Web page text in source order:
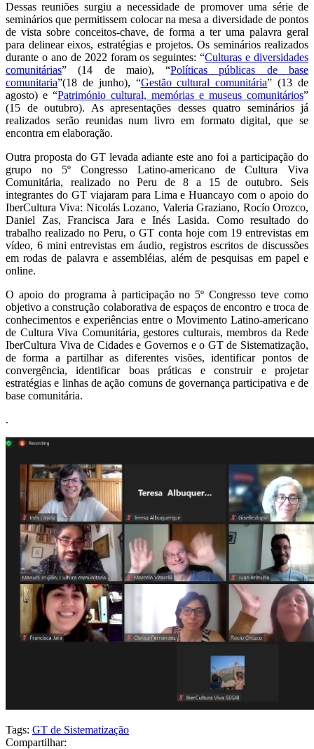
Dessas reuniões surgiu a necessidade de promover uma série de
seminários que permitissem colocar na mesa a diversidade de pontos
de vista sobre conceitos-chave, de forma a ter uma palavra geral
para delinear eixos, estratégias e projetos. Os seminários realizados
durante o ano de 2022 foram os seguintes: “Culturas e diversidades
comunitárias” (14 de maio), “Políticas públicas de base
comunitaria”(18 de junho), “Gestão cultural comunitária” (13 de
agosto) e “Património cultural, memórias e museus comunitários”
(15 de outubro). As apresentações desses quatro seminários já
realizados serão reunidas num livro em formato digital, que se
encontra em elaboração.
Outra proposta do GT levada adiante este ano foi a participação do
grupo no 5º Congresso Latino-americano de Cultura Viva
Comunitária, realizado no Peru de 8 a 15 de outubro. Seis
integrantes do GT viajaram para Lima e Huancayo com o apoio do
IberCultura Viva: Nicolás Lozano, Valeria Graziano, Rocío Orozco,
Daniel Zas, Francisca Jara e Inés Lasida. Como resultado do
trabalho realizado no Peru, o GT conta hoje com 19 entrevistas em
vídeo, 6 mini entrevistas em áudio, registros escritos de discussões
em rodas de palavra e assembléias, além de pesquisas em papel e
online.
O apoio do programa à participação no 5º Congresso teve como
objetivo a construção colaborativa de espaços de encontro e troca de
conhecimentos e experiências entre o Movimento Latino-americano
de Cultura Viva Comunitária, gestores culturais, membros da Rede
IberCultura Viva de Cidades e Governos e o GT de Sistematização,
de forma a partilhar as diferentes visões, identificar pontos de
convergência, identificar boas práticas e construir e projetar
estratégias e linhas de ação comuns de governança participativa e de
base comunitária.
.
Tags: GT de Sistematização
Compartilhar: